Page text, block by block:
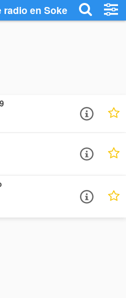
radio en Soke - Escuchar